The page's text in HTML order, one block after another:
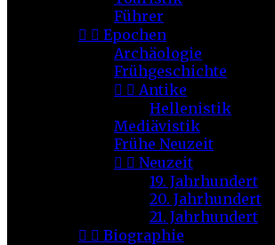
Führer
  Epochen
Archäologie
Frühgeschichte
  Antike
Hellenistik
Mediävistik
Frühe Neuzeit
  Neuzeit
19. Jahrhundert
20. Jahrhundert
21. Jahrhundert
  Biographie